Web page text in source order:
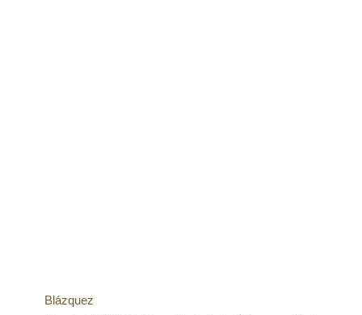
Blázquez